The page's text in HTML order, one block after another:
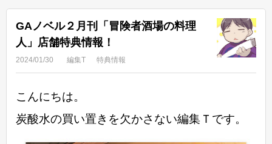
GAノベル２月刊「冒険者酒場の料理
人」店舗特典情報！
2024/01/30 編集T 特典情報
こんにちは。
炭酸水の買い置きを欠かさない編集Ｔです。